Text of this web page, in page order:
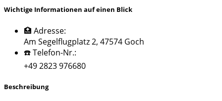
Wichtige Informationen auf einen Blick
🏥 Adresse:
Am Segelflugplatz 2, 47574 Goch
☎️ Telefon-Nr.:
+49 2823 976680
Beschreibung